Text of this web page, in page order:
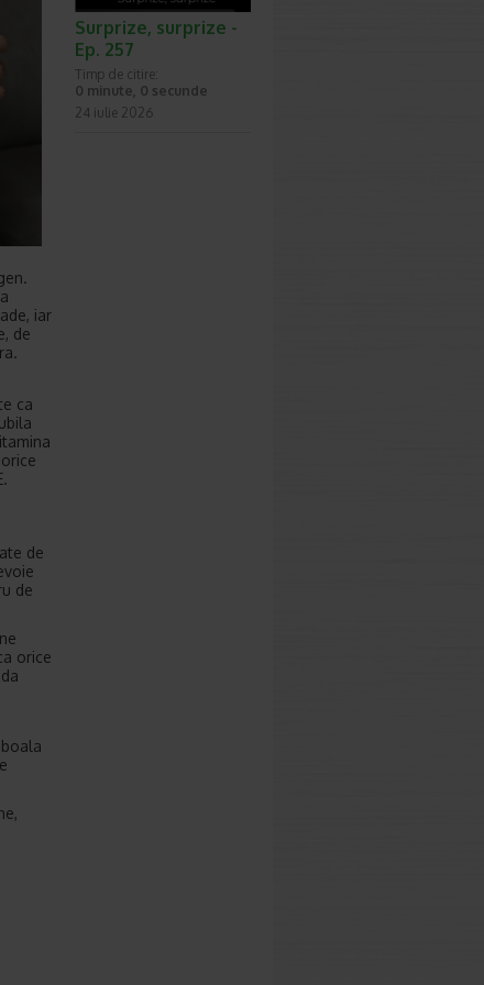
iar
de
ca
de
de
orice
Surprize, surprize -
Ep. 257
Timp de citire:
0 minute, 0 secunde
24 iulie 2026